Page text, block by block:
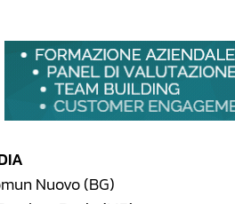
Nuovo (BG)